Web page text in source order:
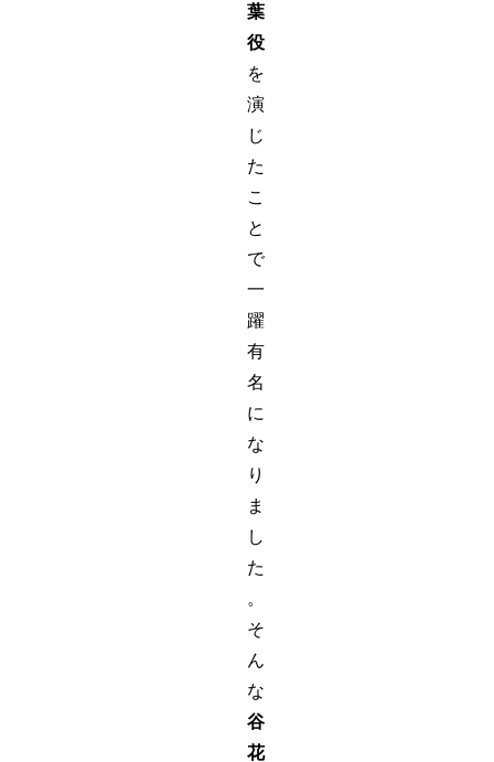
葉
役
を
演
じ
た
こ
と
で
一
躍
有
名
に
な
り
ま
し
た
。
そ
ん
な
谷
花